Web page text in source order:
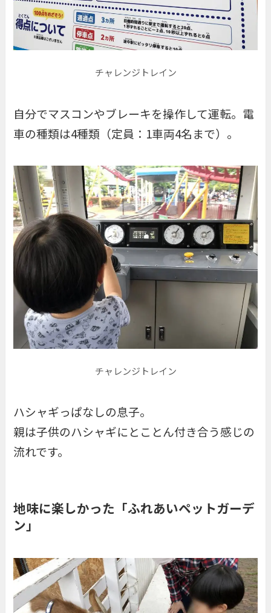
チャレンジトレイン
自分でマスコンやブレーキを操作して運転。電
車の種類は4種類（定員：1車両4名まで）。
チャレンジトレイン
ハシャギっぱなしの息子。
親は子供のハシャギにとことん付き合う感じの
流れです。
地味に楽しかった「ふれあいペットガーデ
ン」